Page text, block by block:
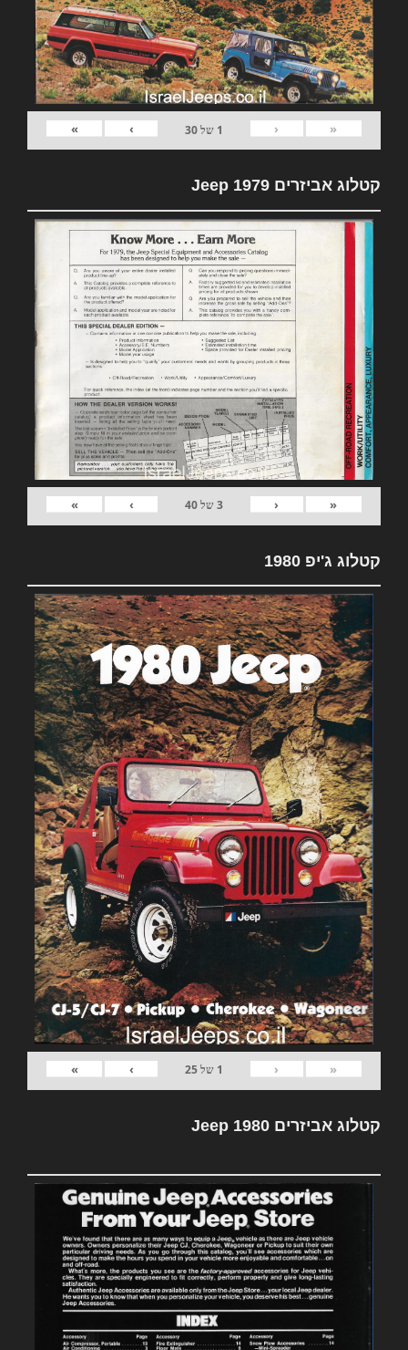
«
‹
1 של30
›
»
קטלוג אביזרים 1979 Jeep
«
‹
3של40
›
»
קטלוג ג'יפ 1980
«
‹
1 של25
›
»
קטלוג אביזרים Jeep 1980